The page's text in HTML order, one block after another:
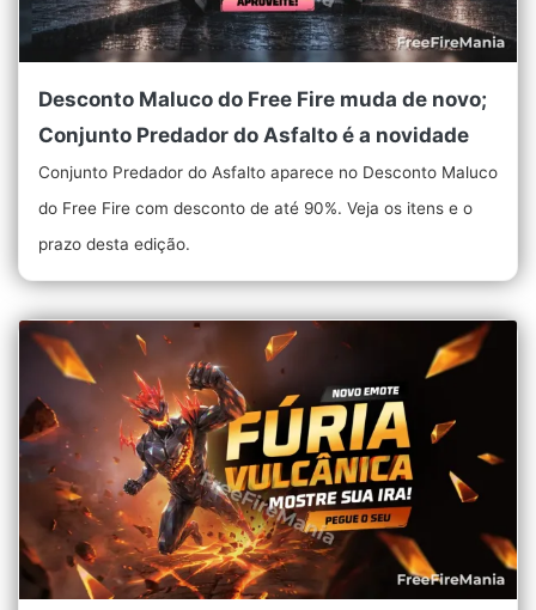
Desconto Maluco do Free Fire muda de novo;
Conjunto Predador do Asfalto é a novidade
Conjunto Predador do Asfalto aparece no Desconto Maluco
do Free Fire com desconto de até 90%. Veja os itens e o
prazo desta edição.